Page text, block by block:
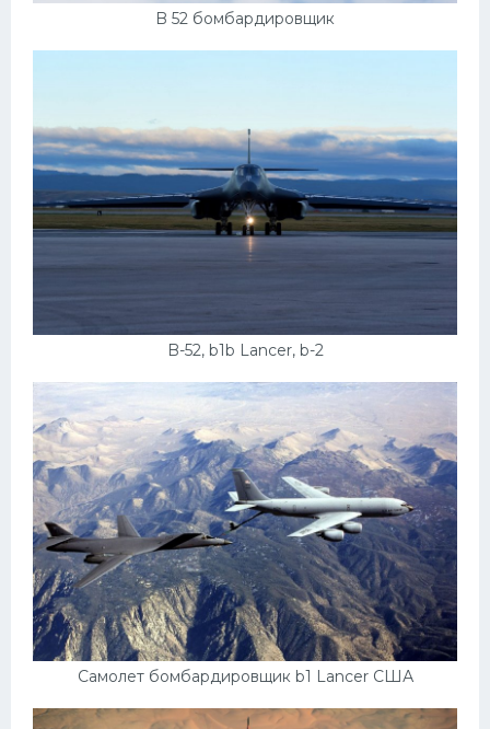
B 52 бомбардировщик
B-52, b1b Lancer, b-2
Самолет бомбардировщик b1 Lancer США